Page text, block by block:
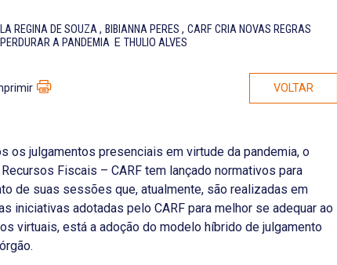
REGINA DE SOUZA, BIBIANNA PERES , CARF CRIA NOVAS REGRAS
A PANDEMIA E THULIO ALVES
VOLTAR
os julgamentos presenciais em virtude da pandemia, o
Fiscais – CARF tem lançado normativos para
de suas sessões que, atualmente, são realizadas em
iniciativas adotadas pelo CARF para melhor se adequar ao
virtuais, está a adoção do modelo híbrido de julgamento